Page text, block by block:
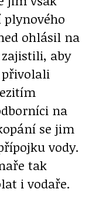
plynového
ohlásil na
aby
přivolali
na
se jim
vody.
tak
i vodaře.